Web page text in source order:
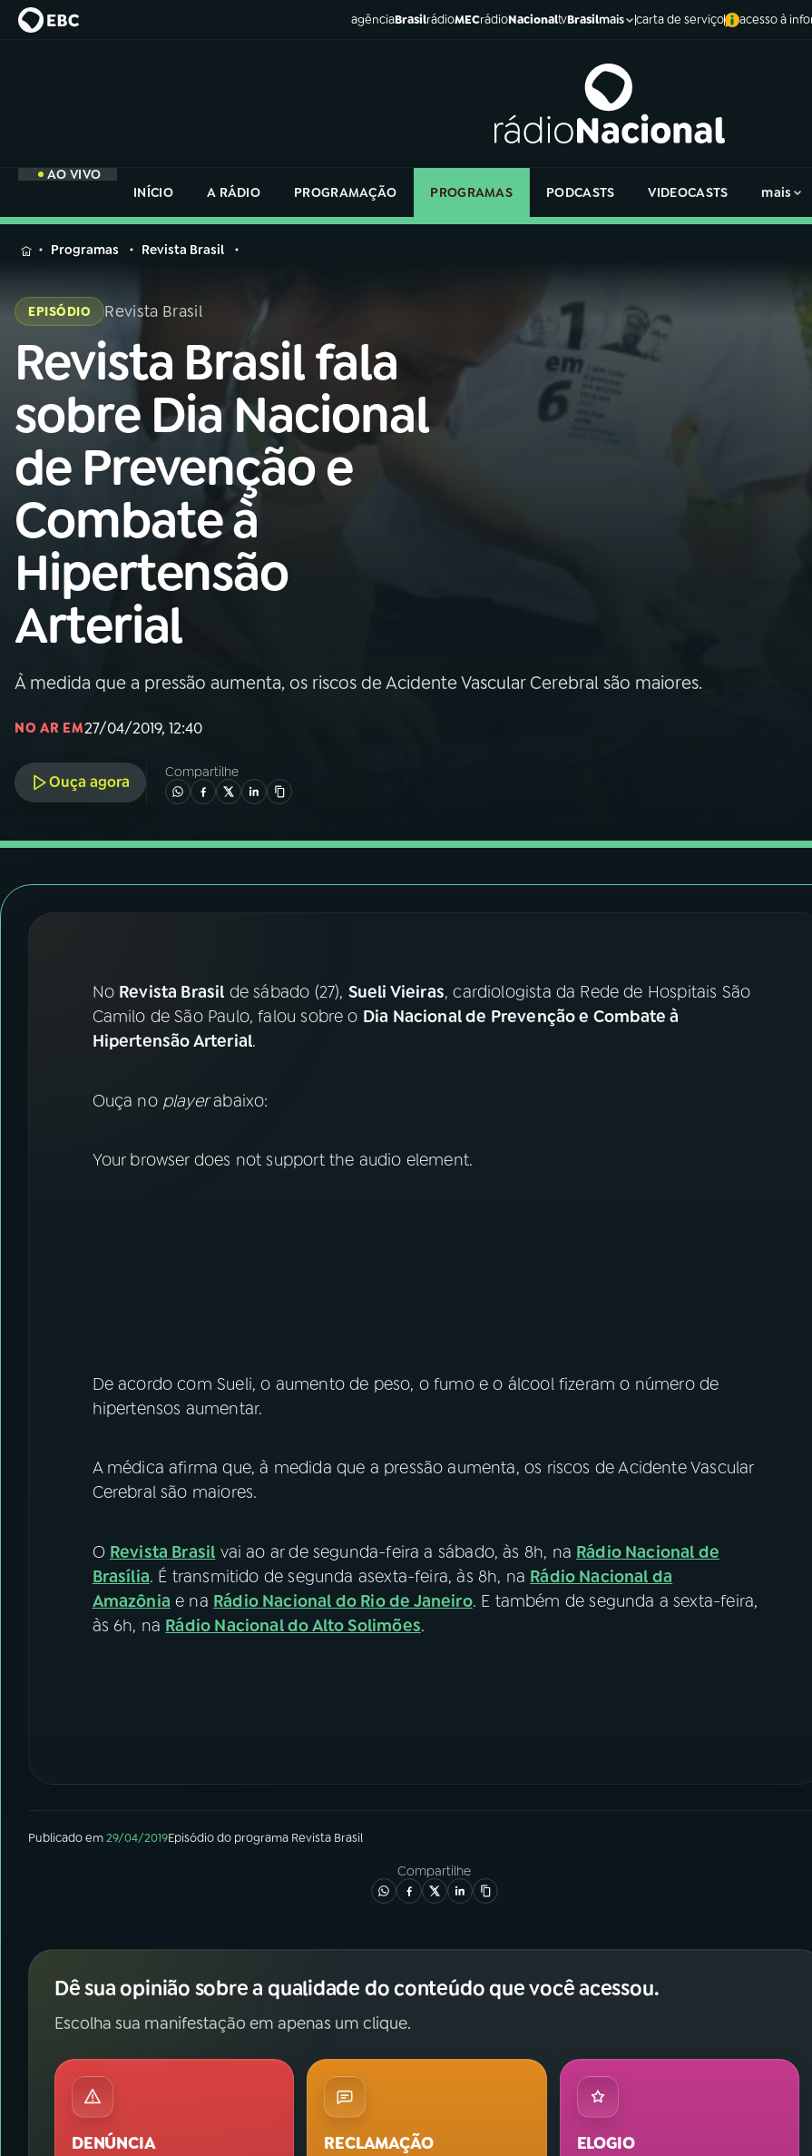
agênciaBrasilrádioMECrádioNacionaltvBrasilmais carta de serviço acesso à
AO VIVO
INÍCIO
A RÁDIO PROGRAMAÇÃO PROGRAMAS PODCASTS VIDEOCASTS mais
MENU
Buscar
na
Rádio
Nacional
AO VIVO
01 INÍCIO
02A RÁDIO
03PROGRAMAÇÃO
PROGRAMAS
PODCASTS
Instagram X
na
Rádio
Programas Revista Brasil
EPISÓDIO Revista Brasil
Revista Brasil fala
sobre Dia Nacional
de Prevenção e
Combate à
Hipertensão
Arterial
À medida que a pressão aumenta, os riscos de Acidente Vascular Cerebral são maiores.
NO AR EM27/04/2019, 12:40
Ouça agora
Compartilhe
No Revista Brasil de sábado (27), Sueli Vieiras, cardiologista da Rede de Hospitais São
Camilo de São Paulo, falou sobre o Dia Nacional de Prevenção e Combate à
Hipertensão Arterial.
Ouça no playerabaixo:
Your browser does not support the audio element.
De acordo com Sueli, o aumento de peso, o fumo e o álcool fizeram o número de
hipertensos aumentar.
A médica afirma que, à medida que a pressão aumenta, os riscos de Acidente Vascular
Cerebral são maiores.
O Revista Brasil vai ao ar de segunda-feira a sábado, às 8h, na Rádio Nacional de
Brasília. É transmitido de segunda asexta-feira, às 8h, na Rádio Nacional da
Amazônia e na Rádio Nacional do Rio de Janeiro. E também de segunda a sexta-feira,
às 6h, na Rádio Nacional do Alto Solimões.
Publicado em29/04/2019Episódiodo programa Revista Brasil
Compartilhe
Dê sua opinião sobre a qualidade do conteúdo que você acessou.
Escolha sua manifestação em apenas um clique.
DENÚNCIA RECLAMAÇÃO ELOGIO